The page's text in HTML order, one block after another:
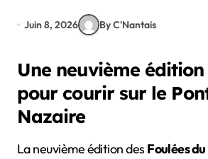
Juin 8, 2026 By C'Nantais
Une neuvième
pour courir sur le
Nazaire
La neuvième édition des Foulées